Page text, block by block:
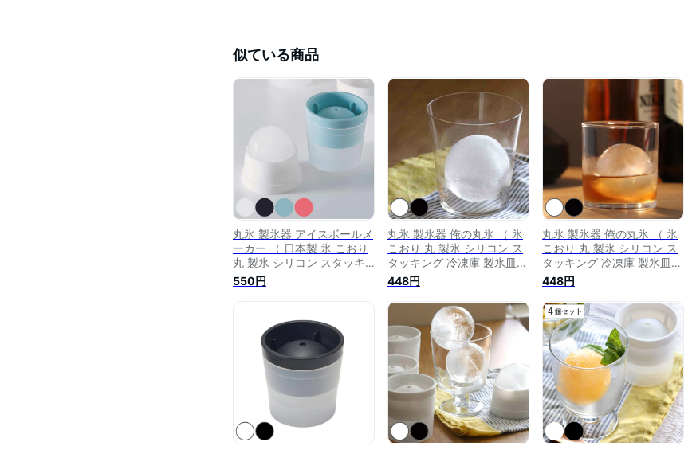
似ている商品
丸氷 製氷器 アイスボールメ
ーカー （ 日本製 氷 こおり
丸 製氷 シリコン スタッキ
ング 冷凍庫 製氷皿 製氷カ
ップ 製氷グッズ 丸型 丸い
ボール 球状製氷器 家庭用丸
型 ライクイット キッチン
550円
丸氷 製氷器 俺の丸氷 （ 氷
こおり 丸 製氷 シリコン ス
タッキング 冷凍庫 製氷皿
アイスボールメーカー 製氷
カップ 製氷グッズ 日本製
丸型 丸い氷 球状 球体 家庭
用 アイスボール 球状製氷器
家庭用丸型 ライクイット ）
【39ショップ】
448円
丸氷 製氷器 俺の丸氷 （ 氷
こおり 丸 製氷 シリコン ス
タッキング 冷凍庫 製氷皿
アイスボールメーカー 製氷
カップ 製氷グッズ 日本製
丸型 丸い氷 球状 球体 家庭
用 アイスボール 球状製氷器
家庭用丸型 ライクイット ）
448円